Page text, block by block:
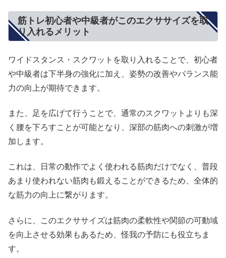
筋トレ初心者や中級者がこのエクササイズを取
り入れるメリット
ワイドスタンス・スクワットを取り入れることで、初心者
や中級者は下半身の強化に加え、姿勢の改善やバランス能
力の向上が期待できます。
また、足を広げて行うことで、通常のスクワットよりも深
く腰を下ろすことが可能となり、深部の筋肉への刺激が増
加します。
これは、日常の動作でよく使われる筋肉だけでなく、普段
あまり使われない筋肉も鍛えることができるため、全体的
な筋力の向上に繋がります。
さらに、このエクササイズは筋肉の柔軟性や関節の可動域
を向上させる効果もあるため、怪我の予防にも役立ちま
す。